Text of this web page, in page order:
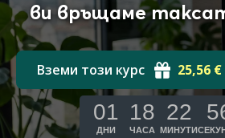
ви връщаме
Вземи този курс 25,56
01
ДНИ
18
ЧАСА
22
МИНУТИ